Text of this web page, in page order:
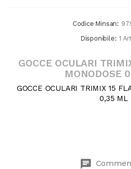
Codice Minsan:
Disponibile: 1
GOCCE OCULARI
MONODOSE
GOCCE OCULARI TRIMIX 15
0,35 ML
chat